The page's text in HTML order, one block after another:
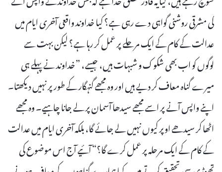
کی مشرقی روشنی گواہی دے رہی ہے؟ کیا خداوند واقعی آخری ایام میں
عدالت کے کام کے ایک مرحلے پر عمل کر رہا ہے؟ لیکن بہت سے
لوگوں کو اب بھی شکوک و شبہات ہیں، جیسے، ”خداوند نے پہلے ہی
میرے گناہ معاف کر دیے ہیں اور وہ مجھے گنہگار کے طور پر نہیں دیکھتا۔
اپنے واپس آنے پر اسے مجھے سیدھا آسمان پر لے جانا چاہیے۔ وہ مجھے
اٹھا کر سیدھے اوپر کیوں نہیں لے جائے گا، بلکہ آخری ایام میں عدالت
کے کام کے ایک مرحلہ پر عمل کرے گا؟“ آئیے آج اس موضوع کی